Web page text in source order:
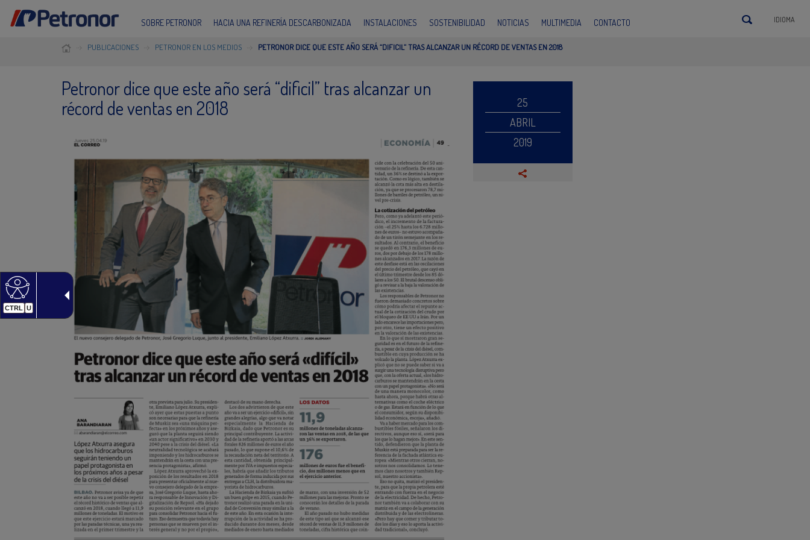
CTRL U
SOBRE PETRONOR HACIA UNA REFINERÍA DESCARBONIZADA INSTALACIONES SOSTENIBILIDAD NOTICIAS MULTIMEDIA CONTACTO IDIOMA
PUBLICACIONES PETRONOR EN LOS MEDIOS PETRONOR DICE QUE ESTE AÑO SERÁ “DIFICIL” TRAS ALCANZAR UN RÉCORD DE VENTAS EN 2018
Petronor dice que este año será “dificil” tras alcanzar un
récord de ventas en 2018
25
ABRIL
2019